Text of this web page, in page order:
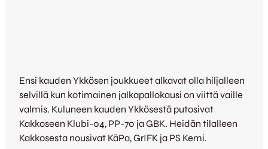
Ensi kauden Ykkösen joukkueet alkavat olla hiljalleen
selvillä kun kotimainen jalkapallokausi on viittä vaille
valmis. Kuluneen kauden Ykkösestä putosivat
Kakkoseen Klubi-04, PP-70 ja GBK. Heidän tilalleen
Kakkosesta nousivat KäPa, GrIFK ja PS Kemi.